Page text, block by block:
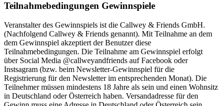
Teilnahmebedingungen Gewinnspiele
Veranstalter des Gewinnspiels ist die Callwey & Friends GmbH.
(Nachfolgend Callwey & Friends genannt). Mit Teilnahme an dem
dem Gewinnspiel akzeptiert der Benutzer diese
Teilnahmebedingungen. Die Teilnahme am Gewinnspiel erfolgt
über Social Media @callweyandfriends auf Facebook oder
Instsagram (bzw. beim Newsletter-Gewinnspiel für die
Registrierung für den Newsletter im entsprechenden Monat). Die
Teilnehmer müssen mindestens 18 Jahre als sein und einen Wohnsitz
in Deutschland oder Österreich haben. Versandadresse für den